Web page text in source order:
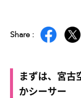
Share :
まずは、宮古
かシーサー